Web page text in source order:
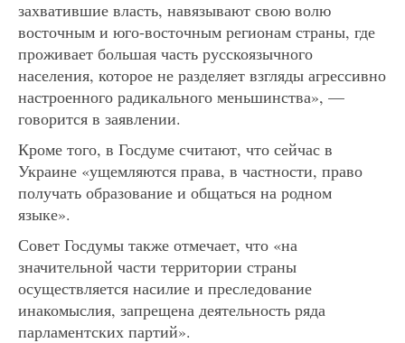
захватившие власть, навязывают свою волю
восточным и юго-восточным регионам страны, где
проживает большая часть русскоязычного
населения, которое не разделяет взгляды агрессивно
настроенного радикального меньшинства», —
говорится в заявлении.
Кроме того, в Госдуме считают, что сейчас в
Украине «ущемляются права, в частности, право
получать образование и общаться на родном
языке».
Совет Госдумы также отмечает, что «на
значительной части территории страны
осуществляется насилие и преследование
инакомыслия, запрещена деятельность ряда
парламентских партий».